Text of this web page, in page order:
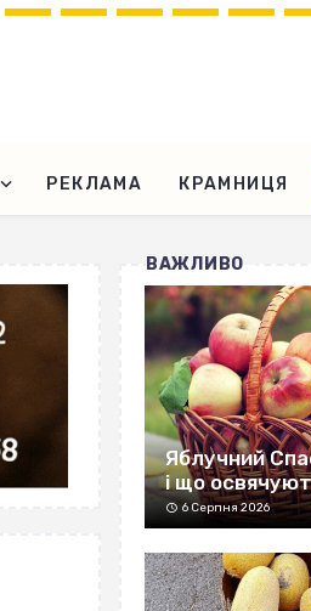
РЕКЛАМА КРАМНИЦЯ
ВАЖЛИВО
Яблучний
і що
6 Серпня 2026